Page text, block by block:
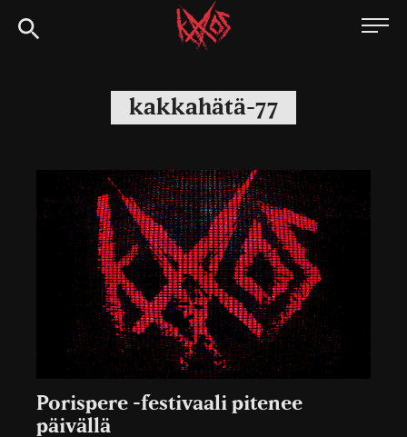
Siirry
suoraan
Kaaoszine
kakkahätä-77
Porispere -festivaali pitenee
päivällä